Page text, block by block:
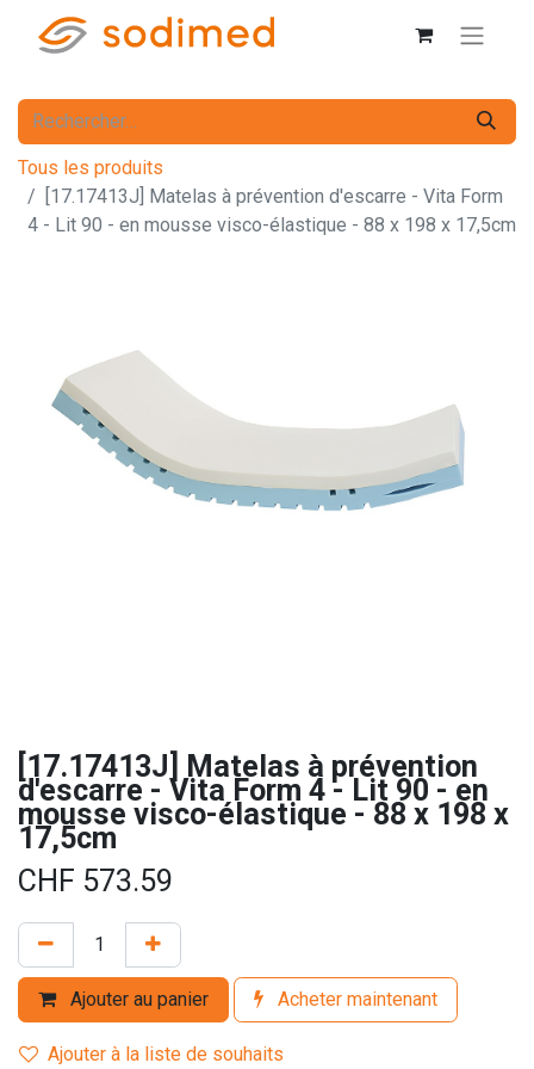
Tous les produits
[17.17413J] Matelas à prévention d'escarre - Vita Form
4 - Lit 90 - en mousse visco-élastique - 88 x 198 x 17,5cm
[17.17413J] Matelas à prévention
d'escarre - Vita Form 4 - Lit 90 - en
mousse visco-élastique - 88 x 198 x
17,5cm
CHF 573.59
Ajouter au panier Acheter maintenant
Ajouter à la liste de souhaits